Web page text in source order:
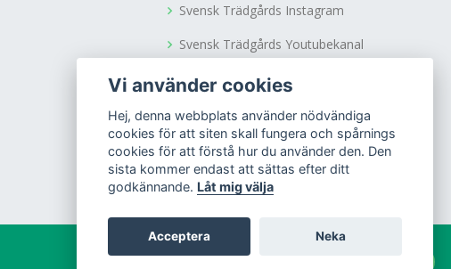
Svensk Trädgårds Instagram
Svensk Trädgårds Youtubekanal
Tusen Trädgårdars Facebook
Tusen Trädgårdars Instagram
Vi använder cookies
Hej, denna webbplats använder nödvändiga
cookies för att siten skall fungera och spårnings
cookies för att förstå hur du använder den. Den
sista kommer endast att sättas efter ditt
godkännande. Låt mig välja
Acceptera Neka